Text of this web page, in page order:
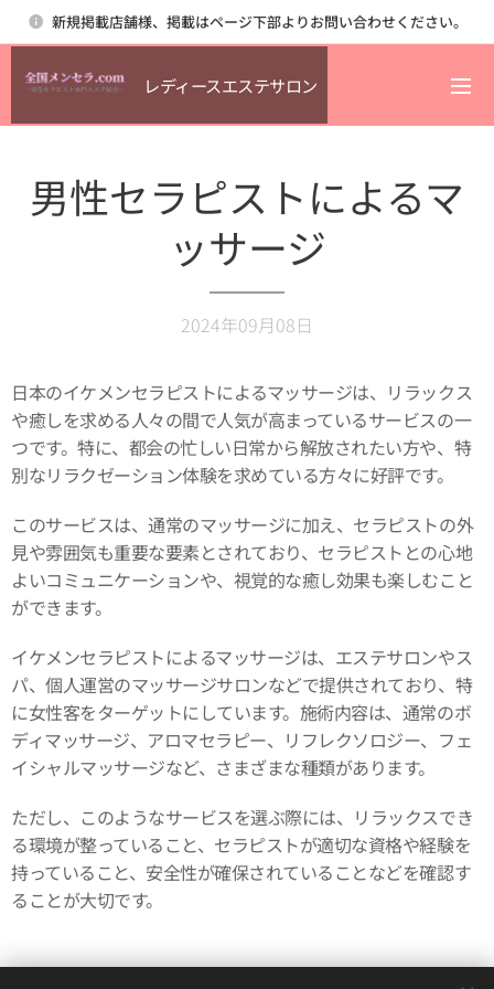
新規掲載店舗様、掲載はページ下部よりお問い合わせください。
レディースエステサロン
男性セラピストによるマ
ッサージ
2024年09月08日
日本のイケメンセラピストによるマッサージは、リラックス
や癒しを求める人々の間で人気が高まっているサービスの一
つです。特に、都会の忙しい日常から解放されたい方や、特
別なリラクゼーション体験を求めている方々に好評です。
このサービスは、通常のマッサージに加え、セラピストの外
見や雰囲気も重要な要素とされており、セラピストとの心地
よいコミュニケーションや、視覚的な癒し効果も楽しむこと
ができます。
イケメンセラピストによるマッサージは、エステサロンやス
パ、個人運営のマッサージサロンなどで提供されており、特
に女性客をターゲットにしています。施術内容は、通常のボ
ディマッサージ、アロマセラピー、リフレクソロジー、フェ
イシャルマッサージなど、さまざまな種類があります。
ただし、このようなサービスを選ぶ際には、リラックスでき
る環境が整っていること、セラピストが適切な資格や経験を
持っていること、安全性が確保されていることなどを確認す
ることが大切です。